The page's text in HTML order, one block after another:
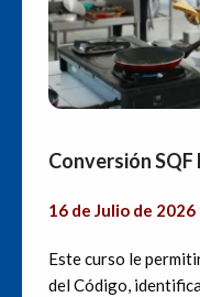
Conversión SQF
16 de Julio de 2026
Este curso le
del Código,